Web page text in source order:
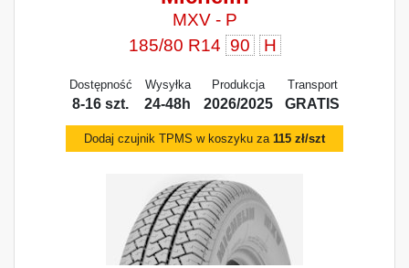
MXV - P
185/80 R14 90 H
Dostępność
8-16 szt.
Wysyłka
24-48h
Produkcja
2026/2025
Transport
GRATIS
Dodaj czujnik TPMS w koszyku za 115 zł/szt